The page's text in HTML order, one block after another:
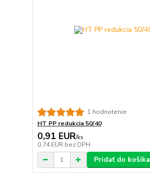
1 hodnotenie
HT PP redukcia 50/40
0,91 EUR/ks
0,74 EUR bez DPH
Pridať do košíka